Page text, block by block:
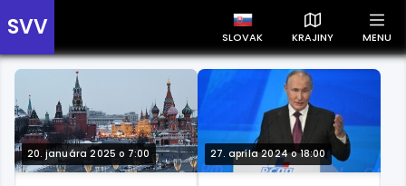
SVV SLOVAK KRAJINY MENU
Prehľad správ podľa krajín
Zobrazte si správy rozdelené podľa krajín a získajte rýchly
prehľad o dianí vo svete.
20. januára 2025 o 7:00 27. apríla 2024 o 18:00